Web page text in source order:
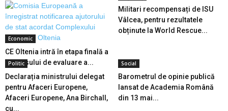
Economic
CE Oltenia intră în etapa finală a
procesului de evaluare a...
Militari recompensați de ISU
Vâlcea, pentru rezultatele
obținute la World Rescue...
Politic
Declarația ministrului delegat
pentru Afaceri Europene,
Afaceri Europene, Ana Birchall,
cu...
Social
Barometrul de opinie publică
lansat de Academia Română
din 13 mai...